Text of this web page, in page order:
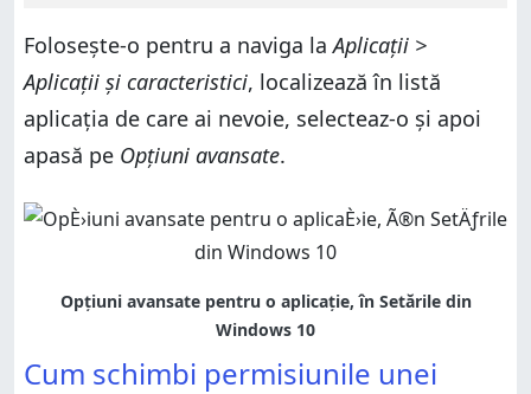
Folosește-o pentru a naviga laAplicații >
Aplicații și caracteristici, localizează în listă
aplicația de care ai nevoie, selecteaz-o și apoi
apasă pe Opțiuni avansate.
Cum schimbi permisiunile unei